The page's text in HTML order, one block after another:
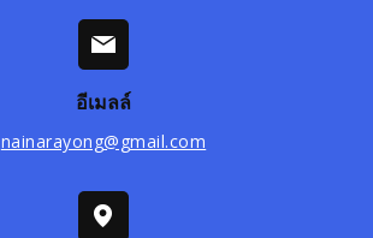
อีเมลล์
nainarayong@gmail.com